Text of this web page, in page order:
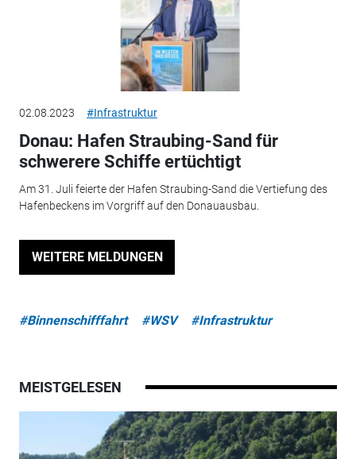
02.08.2023 #Infrastruktur
Donau: Hafen Straubing-Sand für
schwerere Schiffe ertüchtigt
Am 31. Juli feierte der Hafen Straubing-Sand die Vertiefung des
Hafenbeckens im Vorgriff auf den Donauausbau.
WEITERE MELDUNGEN
#Binnenschifffahrt #WSV #Infrastruktur
MEISTGELESEN